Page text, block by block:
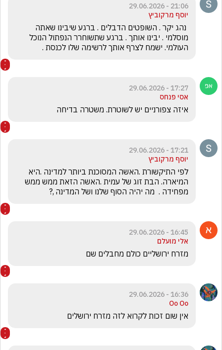
21:06 - 29.06.2026
יוסף מרקוביץ
העולמי. ישמח לצרף אותך לרשימה שלו לכנסת .
17:27 - 29.06.2026
אסי פנחס
איזה צפורניים יש לשוטרת. משטרה בדיחה
17:21 - 29.06.2026
יוסף מרקוביץ
מפחידה .  מה יהיה הסוף שלנו ושל המדינה ,?
16:45 - 29.06.2026
אלי מועלם
מזרח ירושליים כולם מחבלים שם
16:36 - 29.06.2026
Oo Oo
אין שום זכות לקרוא לזה מזרח ירושלים